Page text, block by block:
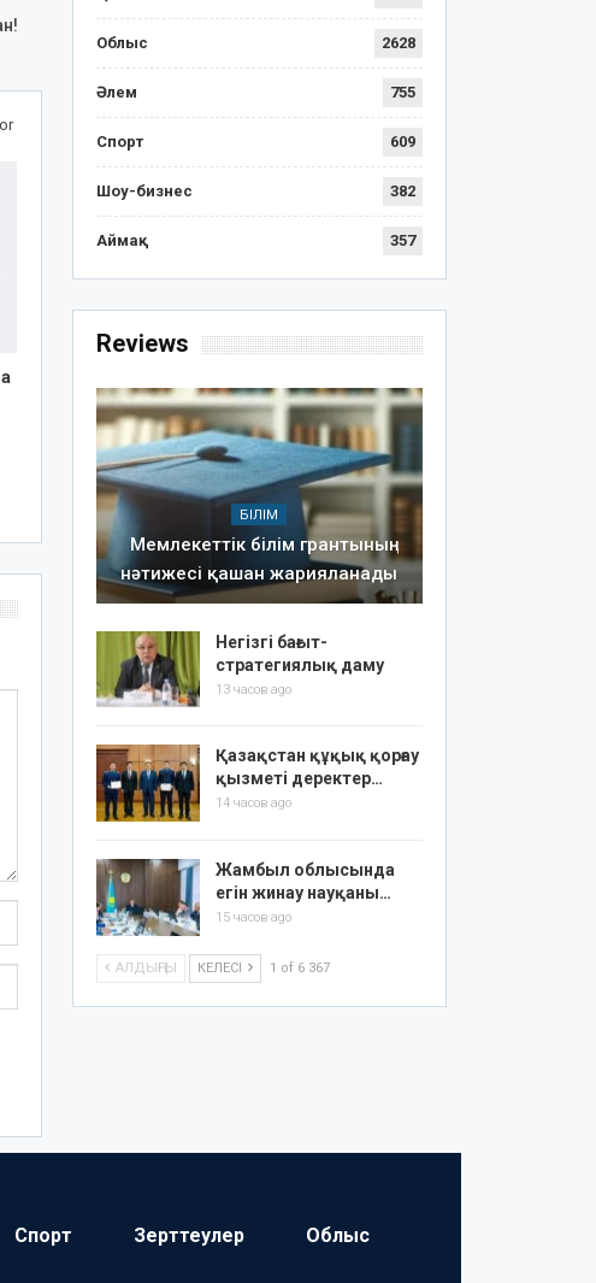
Облыс 2628
Әлем 755
Спорт 609
Шоу-бизнес 382
Аймақ 357
Reviews
БІЛІМ
Мемлекеттік білім грантының
нәтижесі қашан жарияланады
Негізгі бағыт-
стратегиялық даму
13 часов ago
Қазақстан құқық қорғау
қызметі деректер…
14 часов ago
Жамбыл облысында
егін жинау науқаны…
15 часов ago
АЛДЫҢҒЫ КЕЛЕСІ 1 of 6 367
Спорт Зерттеулер Облыс